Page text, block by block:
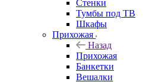
Стенки
Тумбы под ТВ
Шкафы
Прихожая
Назад
Прихожая
Банкетки
Вешалки